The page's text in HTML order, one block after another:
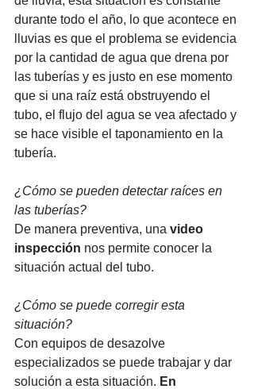
durante todo el año, lo que acontece en
lluvias es que el problema se evidencia
por la cantidad de agua que drena por
las tuberías y es justo en ese momento
que si una raíz está obstruyendo el
tubo, el flujo del agua se vea afectado y
se hace visible el taponamiento en la
tubería.
¿Cómo se pueden detectar raíces en
las tuberías?
De manera preventiva, una video
inspección nos permite conocer la
situación actual del tubo.
¿Cómo se puede corregir esta
situación?
Con equipos de desazolve
especializados se puede trabajar y dar
solución a esta situación. En